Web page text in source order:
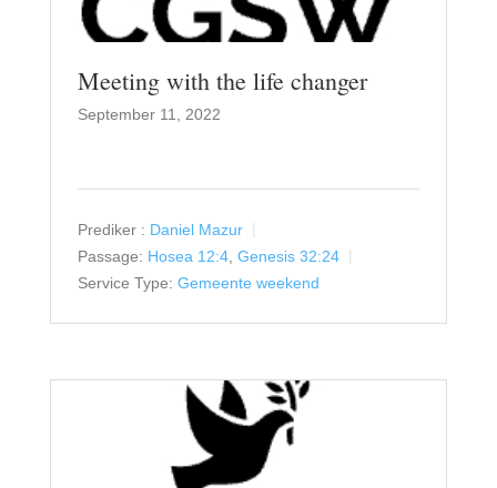
Meeting with the life changer
September 11, 2022
Prediker : Daniel Mazur
Passage: Hosea 12:4, Genesis 32:24
Service Type: Gemeente weekend